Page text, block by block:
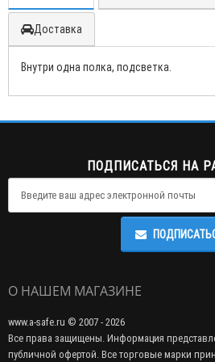
Доставка
Внутри одна полка, подсветка.
ПОДПИСАТЬСЯ НА
О НАШЕМ МАГАЗИНЕ
www.a-safe.ru © 2007 - 2026
Все права защищены. Информация
публичной офертой. Все торговые марки